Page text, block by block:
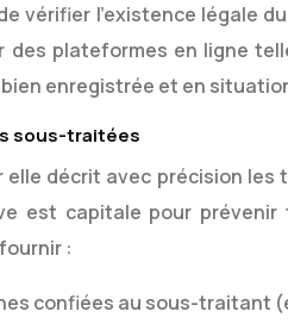
vérifier l’existence légale
plateformes en ligne
enregistrée et en
sous-traitées
décrit avec précision les
est capitale pour
:
confiées au sous-traitant